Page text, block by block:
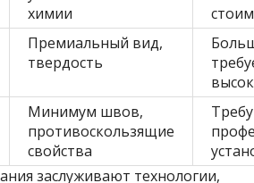
химии
Премиальный вид,
твердость
Минимум швов,
противоскользящие
свойства
заслуживают технологии,